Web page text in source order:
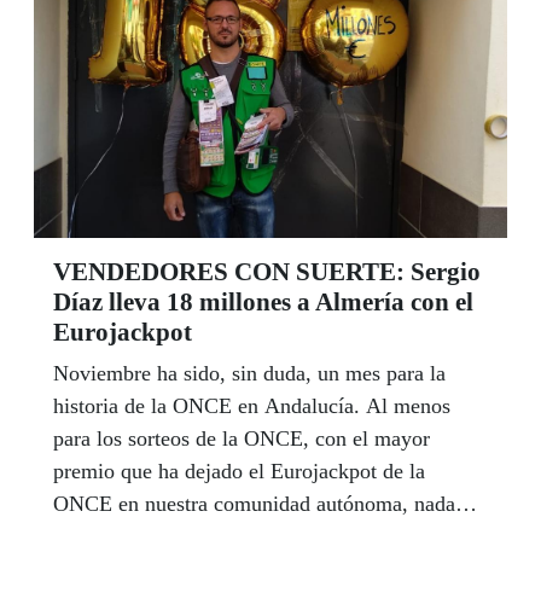
VENDEDORES CON SUERTE: Sergio
Díaz lleva 18 millones a Almería con el
Eurojackpot
Noviembre ha sido, sin duda, un mes para la
historia de la ONCE en Andalucía. Al menos
para los sorteos de la ONCE, con el mayor
premio que ha dejado el Eurojackpot de la
ONCE en nuestra comunidad autónoma, nada